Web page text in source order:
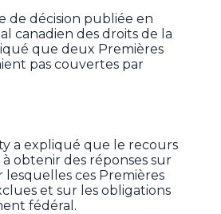
de décision publiée en
canadien des droits de la
que deux Premières
pas couvertes par
a expliqué que le recours
à obtenir des réponses sur
lesquelles ces Premières
et sur les obligations
fédéral.